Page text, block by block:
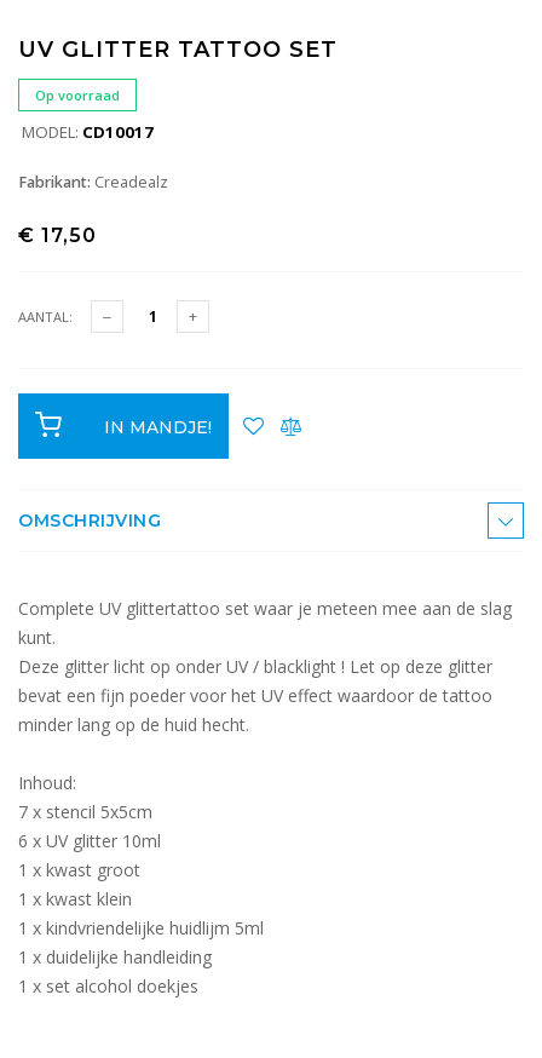
UV GLITTER TATTOO SET
Op voorraad
MODEL: CD10017
Fabrikant: Creadealz
€ 17,50
AANTAL:
IN MANDJE!
OMSCHRIJVING
Complete UV glittertattoo set waar je meteen mee aan de slag
kunt.
Deze glitter licht op onder UV / blacklight ! Let op deze glitter
bevat een fijn poeder voor het UV effect waardoor de tattoo
minder lang op de huid hecht.
Inhoud:
7 x stencil 5x5cm
6 x UV glitter 10ml
1 x kwast groot
1 x kwast klein
1 x kindvriendelijke huidlijm 5ml
1 x duidelijke handleiding
1 x set alcohol doekjes